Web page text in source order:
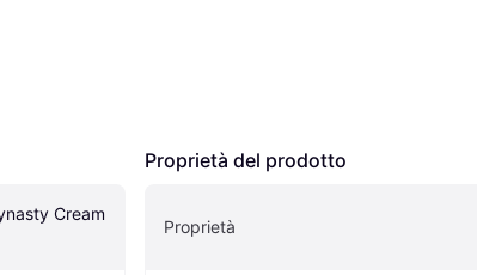
Cream
Proprietà del prodotto
Proprietà